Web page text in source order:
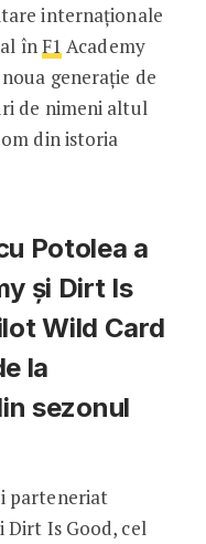
internaționale
în F1 Academy
generație de
de nimeni altul
din istoria
Potolea a
și Dirt Is
Wild Card
la
sezonul
parteneriat
Dirt Is Good, cel